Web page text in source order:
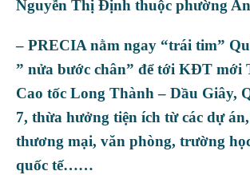
Nguyễn Thị Định thuộc phường
– PRECIA nằm ngay “trái tim”
” nửa bước chân” để tới KĐT mới
Cao tốc Long Thành – Dầu Giây,
7, thừa hưởng tiện ích từ các dự
thương mại, văn phòng, trường
quốc tế……